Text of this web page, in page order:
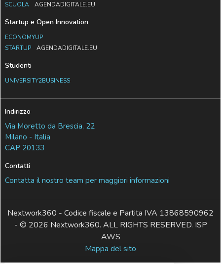
SCUOLA
AGENDADIGITALE.EU
Startup e Open Innovation
ECONOMYUP
STARTUP
AGENDADIGITALE.EU
Studenti
UNIVERSITY2BUSINESS
Indirizzo
Via Moretto da Brescia, 22
Milano - Italia
CAP 20133
Contatti
Contatta il nostro team per maggiori informazioni
Nextwork360 - Codice fiscale e Partita IVA 13868590962
- © 2026 Nextwork360. ALL RIGHTS RESERVED. ISP
AWS
Mappa del sito